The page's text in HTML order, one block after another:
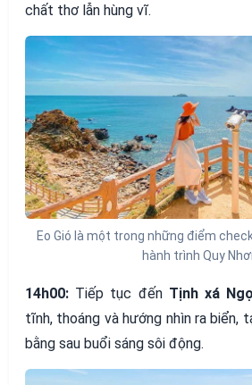
chất thơ lẫn hùng vĩ.
Eo Gió là một trong những điểm
hành trình Quy
14h00: Tiếp tục đến Tịnh xá
tĩnh, thoáng và hướng nhìn ra biển,
bằng sau buổi sáng sôi động.